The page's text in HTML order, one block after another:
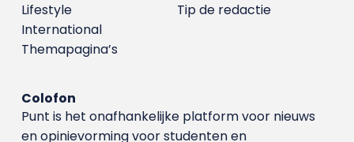
Tip de redactie
Lifestyle
International
Themapagina’s
Colofon
Punt is het onafhankelijke platform voor nieuws
en opinievorming voor studenten en